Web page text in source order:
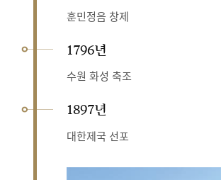
훈민정음 창제
1796년
수원 화성 축조
1897년
대한제국 선포